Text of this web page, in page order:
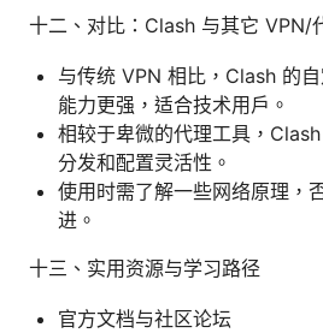
十二、对比：Clash 与其它 VPN/
与传统 VPN 相比，Clash 的
能力更强，适合技术用户。
相较于卑微的代理工具，
分发和配置灵活性。
使用时需了解一些网络原理，
进。
十三、实用资源与学习路径
官方文档与社区论坛